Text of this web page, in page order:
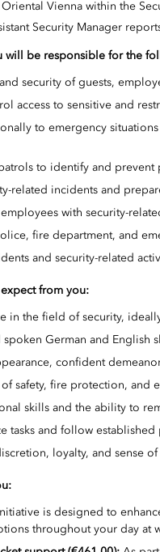
Oriental Vienna within the
Security Manager
will be responsible for the
and security of guests,
access to sensitive and
to emergency
to identify and prevent
related incidents and
with security-
fire department, and
and security-related
from you:
in the field of security,
German and English
confident
safety, fire protection, and
skills and the ability to
tasks and follow established
loyalty, and sense
is designed to
throughout your day at